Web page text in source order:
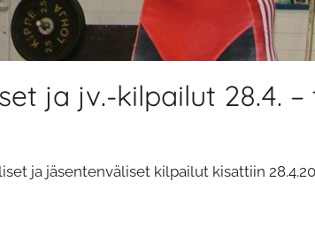
ja jv.-kilpailut 28.4.
ja jäsentenväliset kilpailut kisattiin